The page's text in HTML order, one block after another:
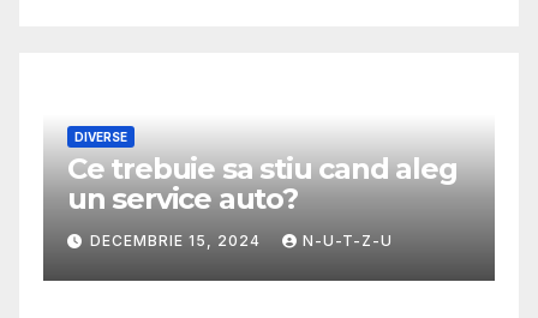
Ghid util pentru a alege cea
mai potrivita fusta